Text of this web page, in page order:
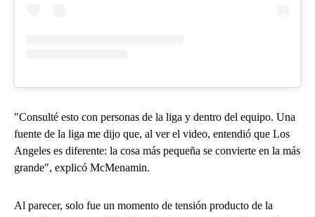
"Consulté esto con personas de la liga y dentro del equipo. Una
fuente de la liga me dijo que, al ver el video, entendió que Los
Angeles es diferente: la cosa más pequeña se convierte en la más
grande", explicó McMenamin.
Al parecer, solo fue un momento de tensión producto de la